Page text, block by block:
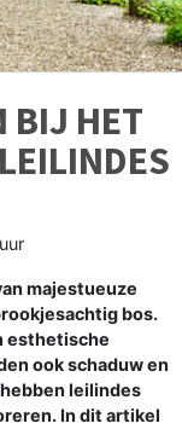
BIJ HET
majestueuze
bos.
esthetische
ook schaduw en
leilindes
In dit artikel